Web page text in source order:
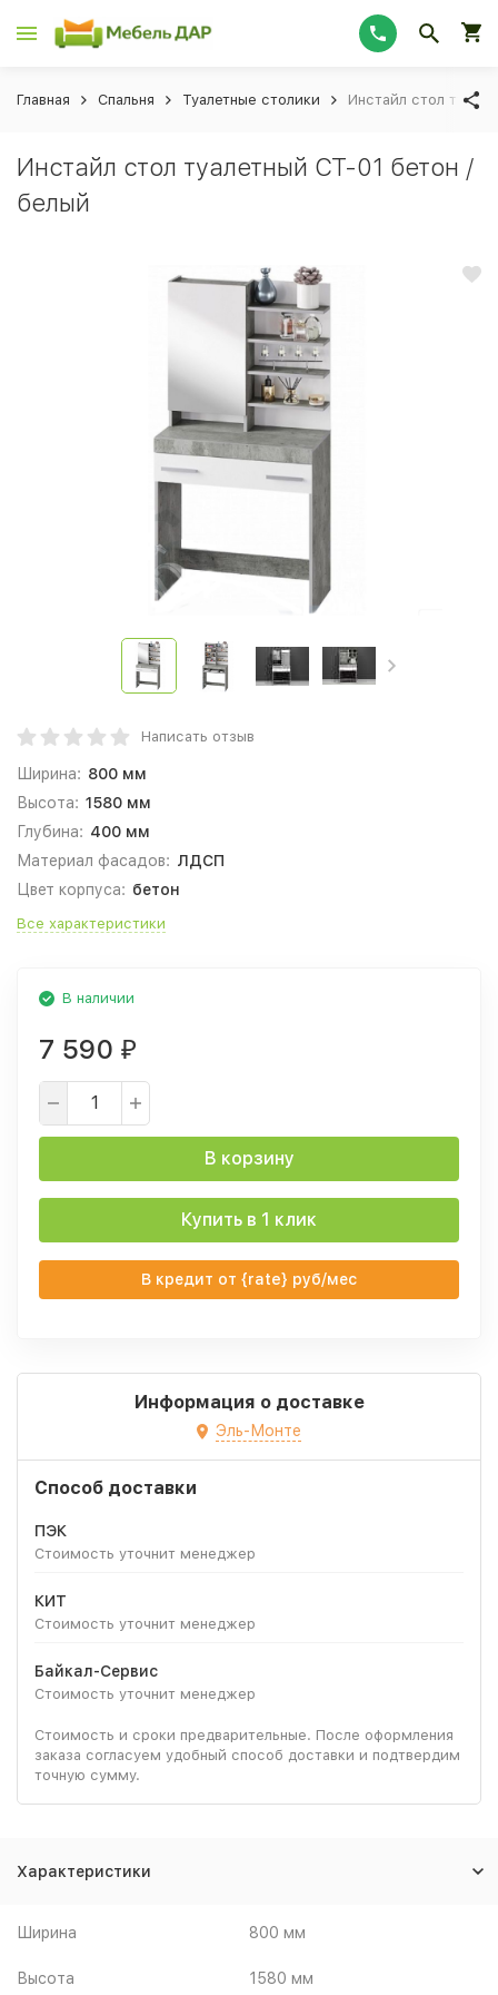
Главная Спальня Туалетные столики Инстайл стол
Инстайл стол туалетный СТ-01 бетон /
белый
Написать отзыв
Ширина: 800 мм
Высота: 1580 мм
Глубина: 400 мм
Материал фасадов: ЛДСП
Цвет корпуса: бетон
Все характеристики
В наличии
7 590 ₽
В корзину
Купить в 1 клик
В кредит от {rate} руб/мес
Информация о доставке
Эль-Монте
Способ доставки
ПЭК
Стоимость уточнит менеджер
КИТ
Стоимость уточнит менеджер
Байкал-Сервис
Стоимость уточнит менеджер
Стоимость и сроки предварительные. После оформления
заказа согласуем удобный способ доставки и подтвердим
точную сумму.
Характеристики
Ширина 800 мм
Высота 1580 мм